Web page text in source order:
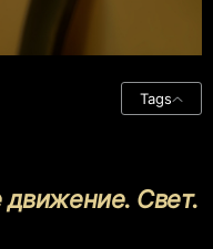
Tags
движение. Свет.